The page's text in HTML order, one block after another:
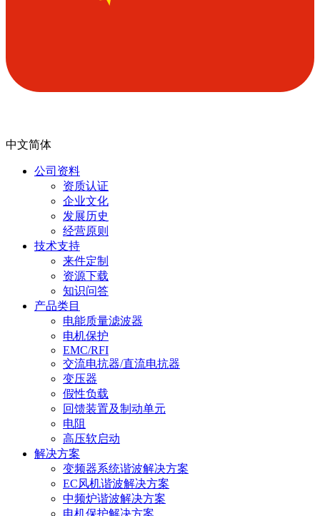
中文简体
公司资料
资质认证
企业文化
发展历史
经营原则
技术支持
来件定制
资源下载
知识问答
产品类目
电能质量滤波器
电机保护
EMC/RFI
交流电抗器/直流电抗器
变压器
假性负载
回馈装置及制动单元
电阻
高压软启动
解决方案
变频器系统谐波解决方案
EC风机谐波解决方案
中频炉谐波解决方案
电机保护解决方案